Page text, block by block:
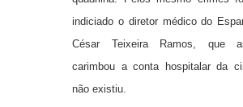
indiciado o diretor médico do
César Teixeira Ramos, que
carimbou a conta hospitalar da
não existiu.